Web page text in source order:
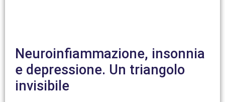
Neuroinfiammazione, insonnia
e depressione. Un triangolo
invisibile